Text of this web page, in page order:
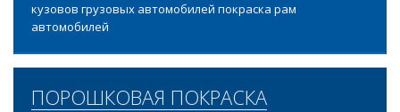
кузовов грузовых автомобилей покраска рам
автомобилей
ПОРОШКОВАЯ ПОКРАСКА